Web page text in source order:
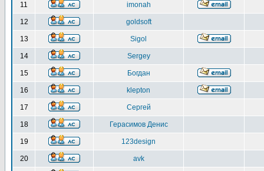
11 imonah
12 goldsoft
13 Sigol
14 Sergey
15 Богдан
16 klepton
17 Сергей
18 Герасимов Денис
19 123design
20 avk